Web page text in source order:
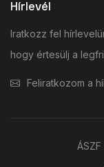
Hírlevél
Iratkozz fel
hogy értesülj a
Feliratkozom a
ÁSZF